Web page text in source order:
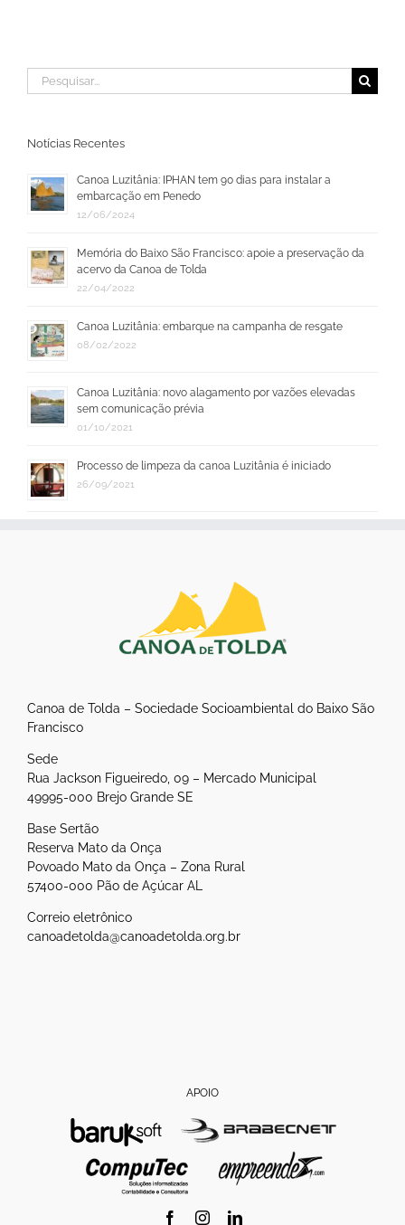
Buscar
resultados
Notícias Recentes
Canoa Luzitânia: IPHAN tem 90 dias para instalar a
embarcação em Penedo
12/06/2024
Memória do Baixo São Francisco: apoie a preservação da
acervo da Canoa de Tolda
22/04/2022
Canoa Luzitânia: embarque na campanha de resgate
08/02/2022
Canoa Luzitânia: novo alagamento por vazões elevadas
sem comunicação prévia
01/10/2021
Processo de limpeza da canoa Luzitânia é iniciado
26/09/2021
Canoa de Tolda – Sociedade Socioambiental do Baixo São
Francisco
Sede
Rua Jackson Figueiredo, 09 – Mercado Municipal
49995-000 Brejo Grande SE
Base Sertão
Reserva Mato da Onça
Povoado Mato da Onça – Zona Rural
57400-000 Pão de Açúcar AL
Correio eletrônico
canoadetolda@canoadetolda.org.br
APOIO
FacebookInstagramLinkedIn